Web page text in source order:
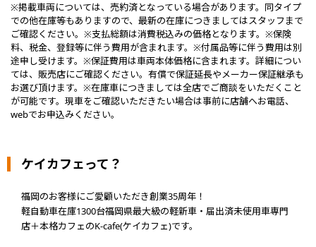
※掲載車両については、売約済となっている場合があります。同タイプ
での他在庫等もありますので、最新の在庫につきましてはスタッフまで
ご確認ください。※支払総額は消費税込みの価格となります。※保険
料、税金、登録等に伴う費用が含まれます。※付属品等に伴う費用は別
途申し受けます。※保証費用は車両本体価格に含まれます。詳細につい
ては、販売店にご確認ください。有償で保証延長やメーカー保証継承も
お選び頂けます。※在庫車につきましては全店でご商談をいただくこと
が可能です。現車をご確認いただきたい場合は事前に店舗へお電話、
webでお申込みください。
ケイカフェって？
福岡のお客様にご愛顧いただき創業35周年！
軽自動車在庫1300台福岡県最大級の軽新車・届出済未使用車専門
店＋本格カフェのK-cafe(ケイカフェ)です。